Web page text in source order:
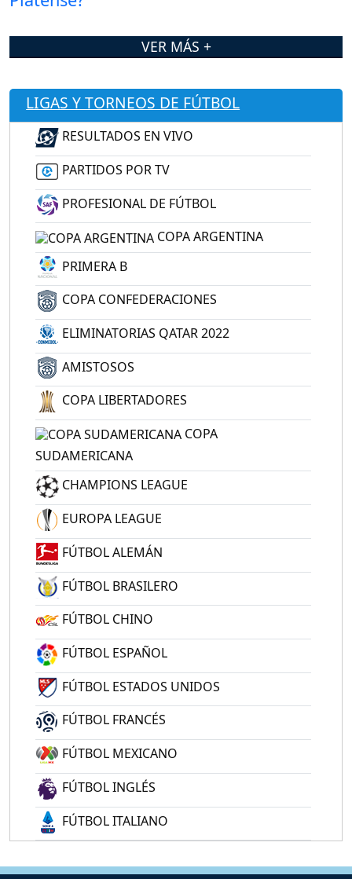
VER MÁS +
LIGAS Y TORNEOS DE FÚTBOL
RESULTADOS EN VIVO
PARTIDOS POR TV
PROFESIONAL DE FÚTBOL
COPA ARGENTINA
PRIMERA B
COPA CONFEDERACIONES
ELIMINATORIAS QATAR 2022
AMISTOSOS
COPA LIBERTADORES
COPA
SUDAMERICANA
CHAMPIONS LEAGUE
EUROPA LEAGUE
FÚTBOL ALEMÁN
FÚTBOL BRASILERO
FÚTBOL CHINO
FÚTBOL ESPAÑOL
FÚTBOL ESTADOS UNIDOS
FÚTBOL FRANCÉS
FÚTBOL MEXICANO
FÚTBOL INGLÉS
FÚTBOL ITALIANO